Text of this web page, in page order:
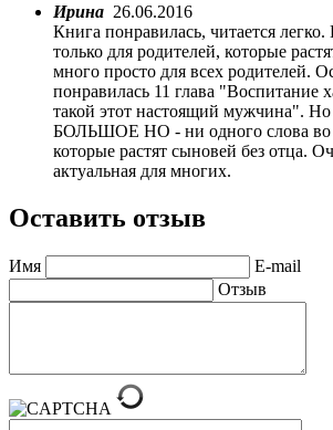
Ирина 26.06.2016
Книга понравилась, читается легко.
только для родителей, которые
много просто для всех родителей.
понравилась 11 глава "Воспитание
такой этот настоящий мужчина".
БОЛЬШОЕ НО - ни одного слова во
которые растят сыновей без отца.
актуальная для многих.
Оставить отзыв
Имя
E-mail
Отзыв